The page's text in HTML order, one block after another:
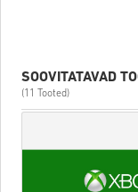
SOOVITATAVAD
(11 Tooted)